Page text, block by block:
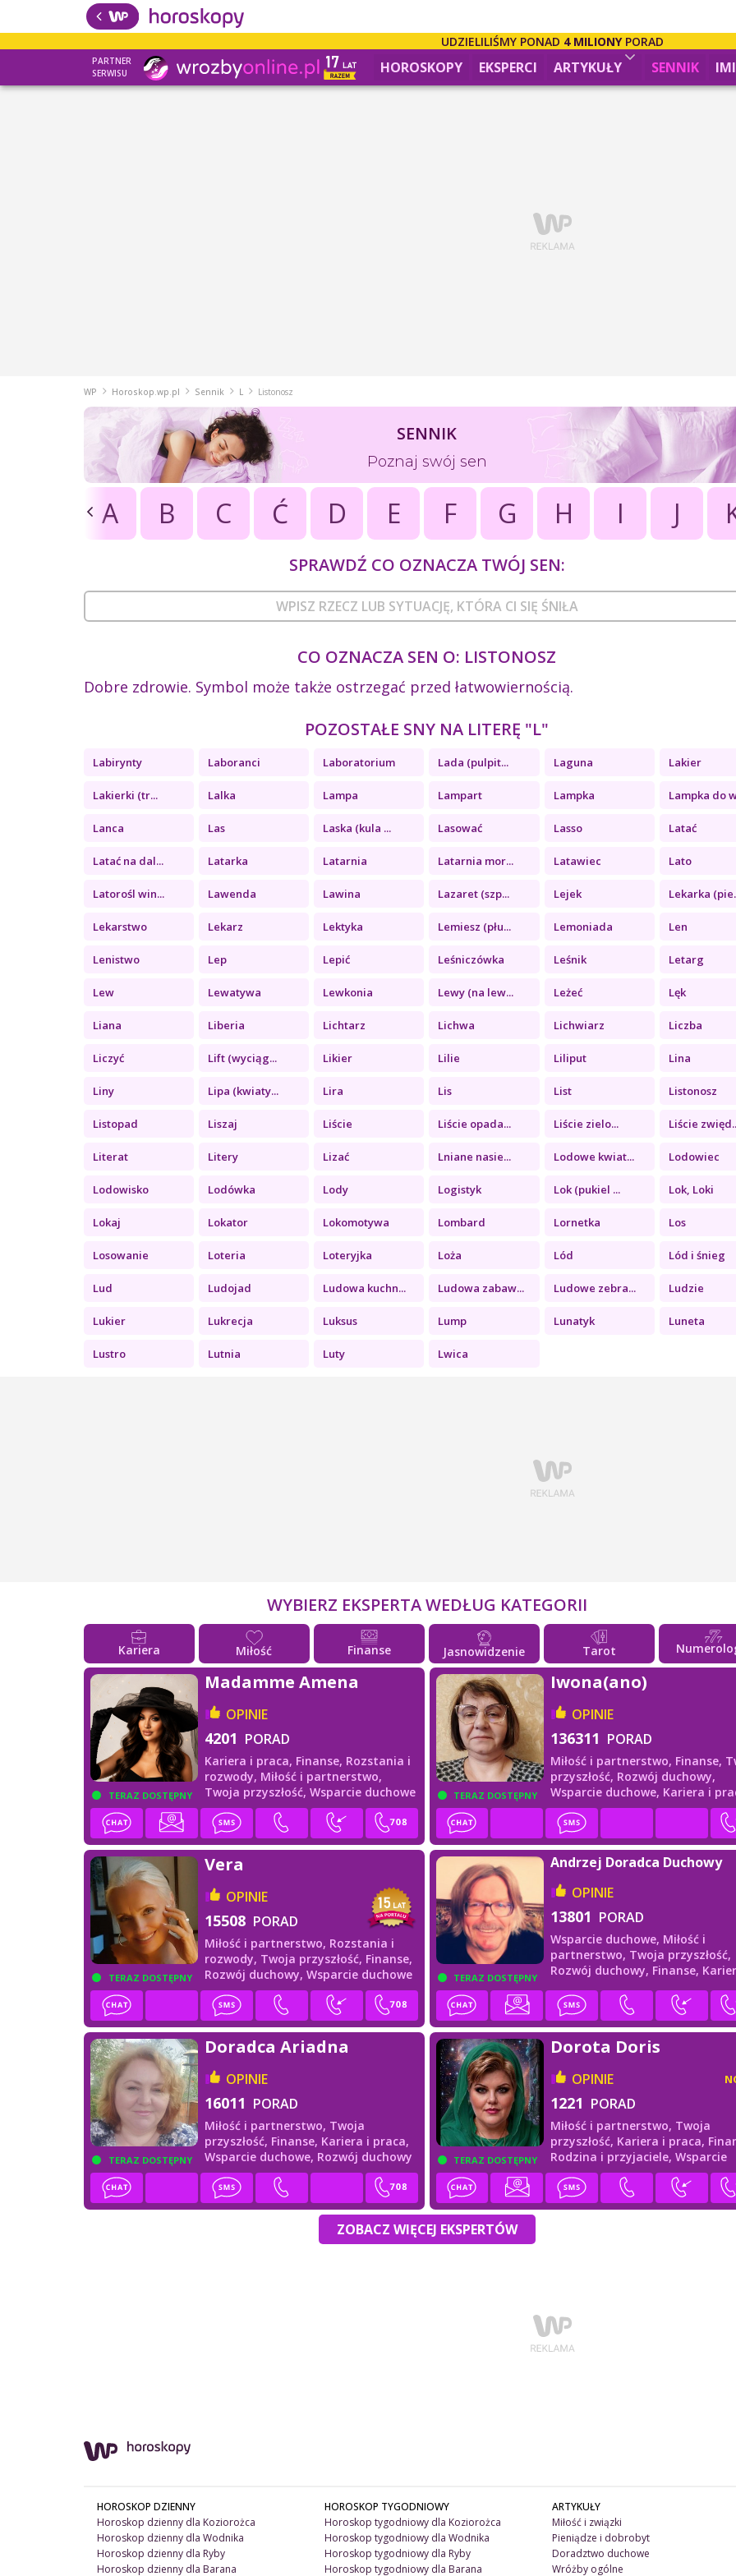
UDZIELILIŚMY PONAD 4 MILIONYPORAD
PARTNER
SERWISU
HOROSKOPY EKSPERCI ARTYKUŁY SENNIK
WP Horoskop.wp.pl Sennik L Listonosz
SENNIK
Poznaj swój sen
A B C Ć D E F G H I J
SPRAWDŹ CO OZNACZA TWÓJ SEN:
CO OZNACZA SEN O: LISTONOSZ
Dobre zdrowie. Symbol może także ostrzegać przed łatwowiernością.
POZOSTAŁE SNY NA LITERĘ "L"
Labirynty Laboranci Laboratorium Lada (pulpit... Laguna Lakier
Lakierki (tr... Lalka Lampa Lampart Lampka Lampka do
Lanca Las Laska (kula ... Lasować Lasso Latać
Latać na dal... Latarka Latarnia Latarnia mor... Latawiec Lato
Latorośl win... Lawenda Lawina Lazaret (szp... Lejek Lekarka
Lekarstwo Lekarz Lektyka Lemiesz (płu... Lemoniada Len
Lenistwo Lep Lepić Leśniczówka Leśnik Letarg
Lew Lewatywa Lewkonia Lewy (na lew... Leżeć Lęk
Liana Liberia Lichtarz Lichwa Lichwiarz Liczba
Liczyć Lift (wyciąg... Likier Lilie Liliput Lina
Liny Lipa (kwiaty... Lira Lis List Listonosz
Listopad Liszaj Liście Liście opada... Liście zielo... Liście
Literat Litery Lizać Lniane nasie... Lodowe kwiat... Lodowiec
Lodowisko Lodówka Lody Logistyk Lok (pukiel ... Lok, Loki
Lokaj Lokator Lokomotywa Lombard Lornetka Los
Losowanie Loteria Loteryjka Loża Lód Lód i śnieg
Lud Ludojad Ludowa kuchn... Ludowa zabaw... Ludowe zebra... Ludzie
Lukier Lukrecja Luksus Lump Lunatyk Luneta
Lustro Lutnia Luty Lwica
WYBIERZ EKSPERTA WEDŁUG KATEGORII
Kariera Miłość Finanse Jasnowidzenie Tarot
TERAZ DOSTĘPNY
Madamme Amena
OPINIE
4201 PORAD
Kariera i praca, Finanse, Rozstania i
rozwody, Miłość i partnerstwo,
Twoja przyszłość,Wsparcie duchowe TERAZ DOSTĘPNY
Iwona(ano)
OPINIE
136311 PORAD
Miłość i partnerstwo, Finanse,
przyszłość, Rozwój duchowy,
Wsparcie duchowe, Kariera i
TERAZ DOSTĘPNY
Vera
OPINIE
15508 PORAD
Miłość i partnerstwo, Rozstania i
rozwody, Twoja przyszłość, Finanse,
Rozwój duchowy,Wsparcie duchowe TERAZ DOSTĘPNY
Andrzej Doradca Duchowy
OPINIE
13801 PORAD
Wsparcie duchowe, Miłość i
partnerstwo, Twoja przyszłość,
Rozwój duchowy, Finanse,
TERAZ DOSTĘPNY
Doradca Ariadna
OPINIE
16011 PORAD
Miłość i partnerstwo, Twoja
przyszłość, Finanse, Kariera i praca,
Wsparcie duchowe, Rozwój duchowy TERAZ DOSTĘPNY
Dorota Doris
OPINIE
1221 PORAD
Miłość i partnerstwo, Twoja
przyszłość, Kariera i praca,
Rodzina i przyjaciele, Wsparcie
duchowe
ZOBACZ WIĘCEJ EKSPERTÓW
HOROSKOP DZIENNY
Horoskop dzienny dla Koziorożca
Horoskop dzienny dla Wodnika
Horoskop dzienny dla Ryby
Horoskop dzienny dla Barana
HOROSKOP TYGODNIOWY
Horoskop tygodniowy dla Koziorożca
Horoskop tygodniowy dla Wodnika
Horoskop tygodniowy dla Ryby
Horoskop tygodniowy dla Barana
ARTYKUŁY
Miłość i związki
Pieniądze i dobrobyt
Doradztwo duchowe
Wróżby ogólne